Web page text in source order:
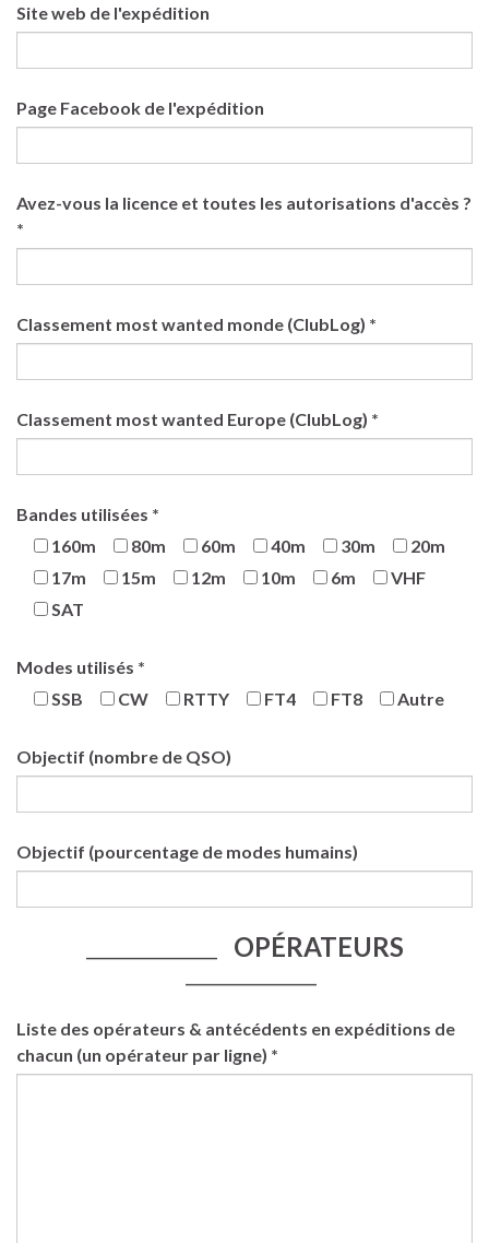
Site web de l'expédition
Page Facebook de l'expédition
Avez-vous la licence et toutes les autorisations d'accès ?
*
Classement most wanted monde (ClubLog) *
Classement most wanted Europe (ClubLog) *
Bandes utilisées *
160m
80m 60m 40m 30m
20m
17m
15m 12m 10m 6m
VHF
SAT
Modes utilisés *
SSB
CW RTTY FT4 FT8 Autre
Objectif (nombre de QSO)
Objectif (pourcentage de modes humains)
OPÉRATEURS
Liste des opérateurs & antécédents en expéditions de
chacun (un opérateur par ligne) *